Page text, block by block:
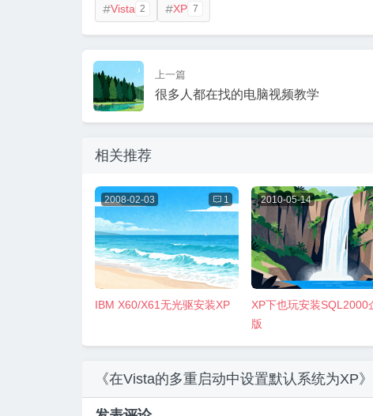
Vista 2 XP 7
上一篇
很多人都在找的电脑视频教学
相关推荐
2008-02-03  1
IBM X60/X61无光驱安装XP
2010-05-14
XP下也玩安装SQL2000
版
《在Vista的多重启动中设置默认系统为XP》